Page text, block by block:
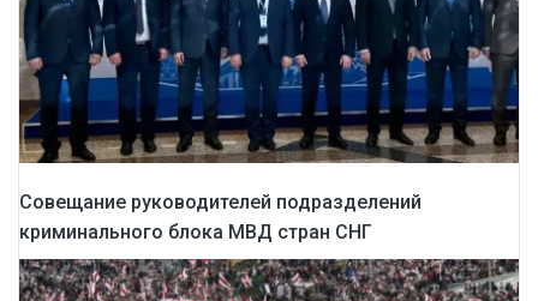
Совещание руководителей подразделений
криминального блока МВД стран СНГ